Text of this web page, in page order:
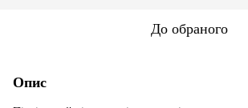
До обраного
Опис